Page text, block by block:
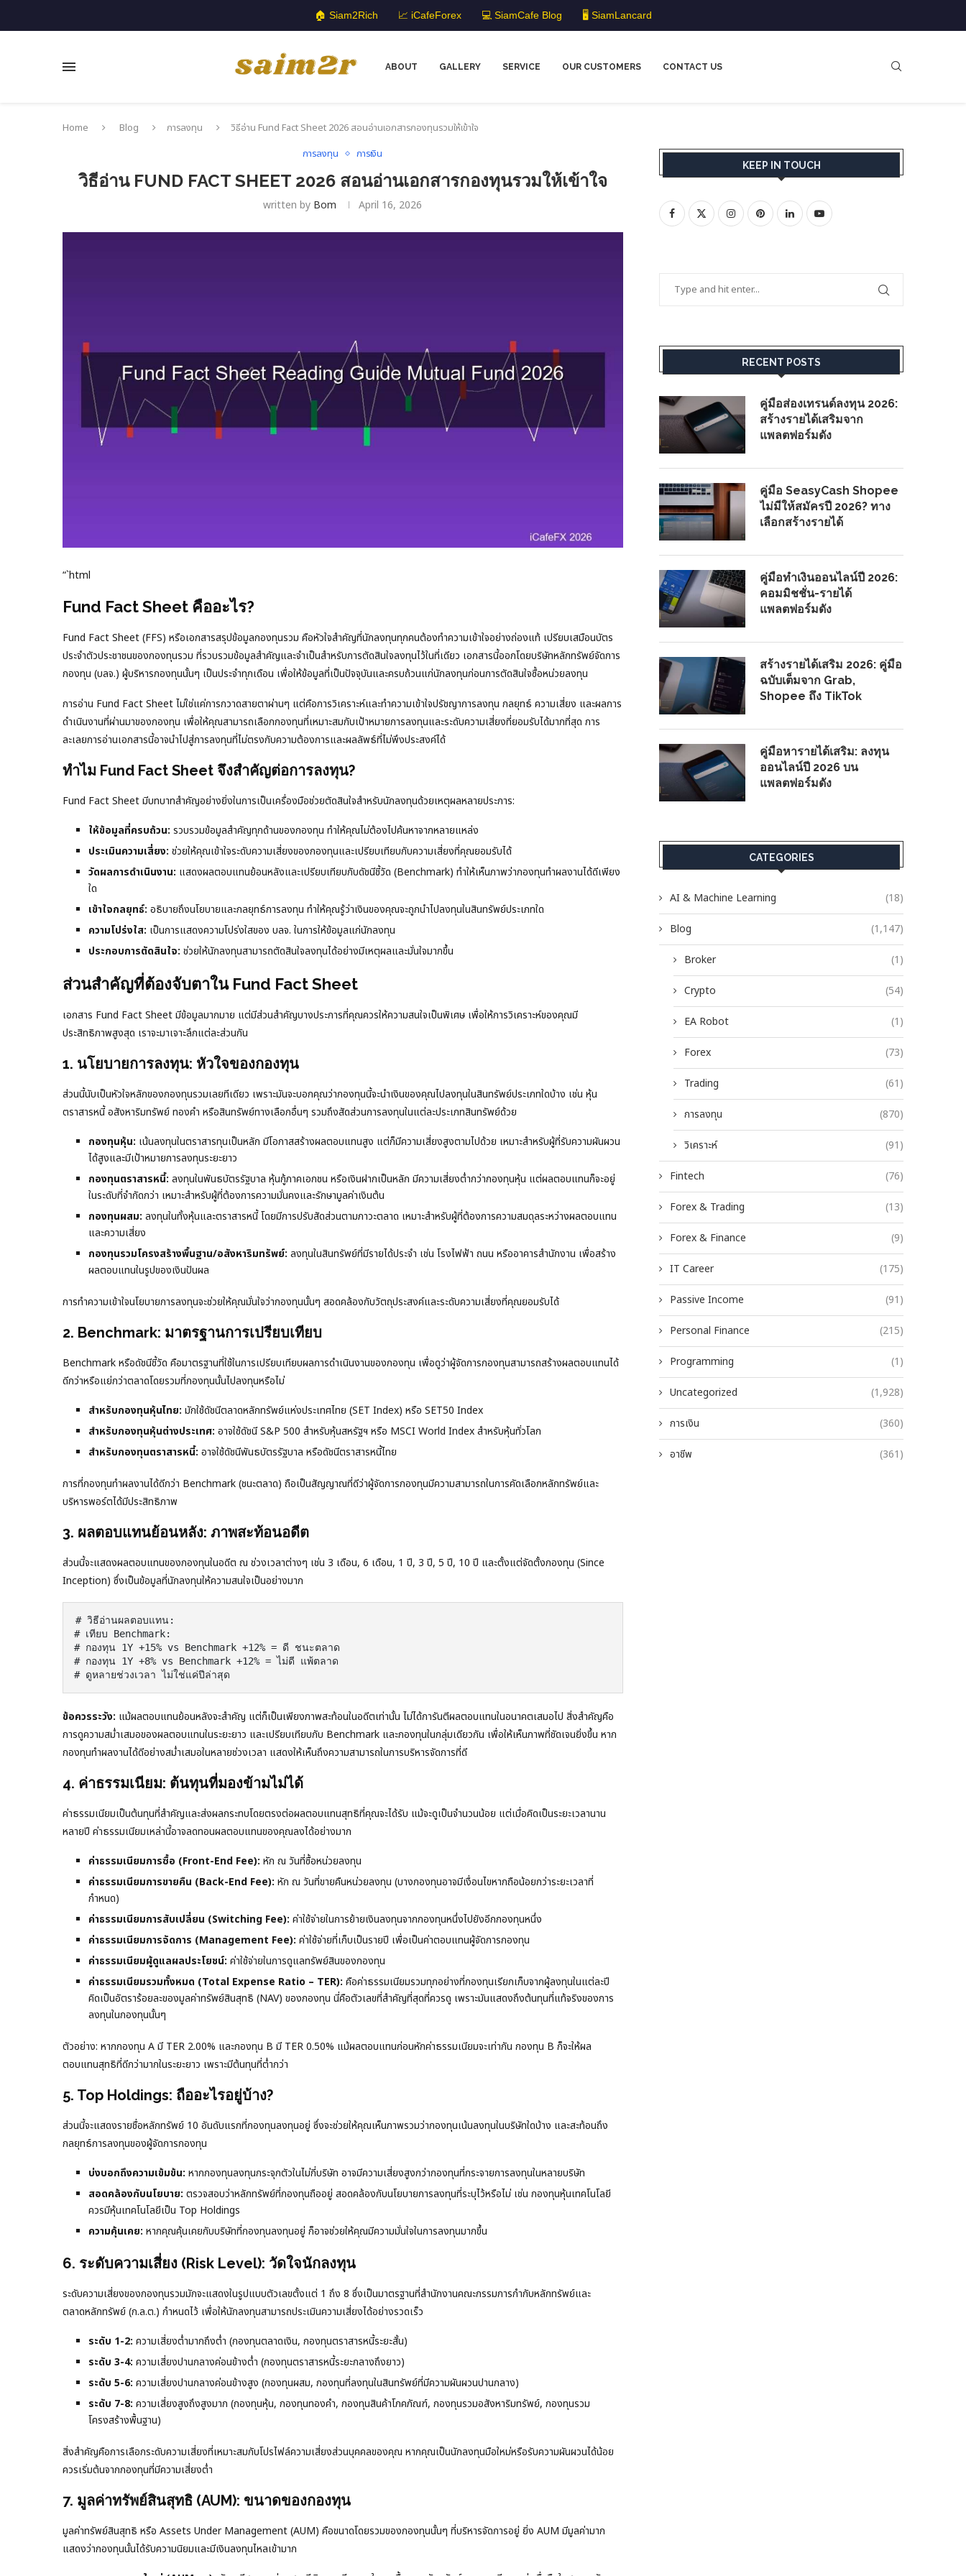
🏠 Siam2Rich 📈 iCafeForex 💻 SiamCafe Blog 🖥️ SiamLancard
ABOUT GALLERY SERVICE OUR CUSTOMERS CONTACT US
Home Blog การลงทุน
วิธีอ่าน Fund Fact Sheet 2026 สอนอ่านเอกสารกองทุนรวมให้เข้าใจ
การลงทุน
การเงิน
วิธีอ่าน FUND FACT SHEET 2026 สอนอ่านเอกสารกองทุนรวมให้เข้าใจ
written by Bom April 16, 2026
“`html
Fund Fact Sheet คืออะไร?
Fund Fact Sheet (FFS) หรือเอกสารสรุปข้อมูลกองทุนรวม คือหัวใจสำคัญที่นักลงทุนทุกคนต้องทำความเข้าใจอย่างถ่องแท้ เปรียบเสมือนบัตร
ประจำตัวประชาชนของกองทุนรวม ที่รวบรวมข้อมูลสำคัญและจำเป็นสำหรับการตัดสินใจลงทุนไว้ในที่เดียว เอกสารนี้ออกโดยบริษัทหลักทรัพย์จัดการ
กองทุน (บลจ.) ผู้บริหารกองทุนนั้นๆ เป็นประจำทุกเดือน เพื่อให้ข้อมูลที่เป็นปัจจุบันและครบถ้วนแก่นักลงทุนก่อนการตัดสินใจซื้อหน่วยลงทุน
การอ่าน Fund Fact Sheet ไม่ใช่แค่การกวาดสายตาผ่านๆ แต่คือการวิเคราะห์และทำความเข้าใจปรัชญาการลงทุน กลยุทธ์ ความเสี่ยง และผลการ
ดำเนินงานที่ผ่านมาของกองทุน เพื่อให้คุณสามารถเลือกกองทุนที่เหมาะสมกับเป้าหมายการลงทุนและระดับความเสี่ยงที่ยอมรับได้มากที่สุด การ
ละเลยการอ่านเอกสารนี้อาจนำไปสู่การลงทุนที่ไม่ตรงกับความต้องการและผลลัพธ์ที่ไม่พึงประสงค์ได้
ทำไม Fund Fact Sheet จึงสำคัญต่อการลงทุน?
Fund Fact Sheet มีบทบาทสำคัญอย่างยิ่งในการเป็นเครื่องมือช่วยตัดสินใจสำหรับนักลงทุนด้วยเหตุผลหลายประการ:
ให้ข้อมูลที่ครบถ้วน: รวบรวมข้อมูลสำคัญทุกด้านของกองทุน ทำให้คุณไม่ต้องไปค้นหาจากหลายแหล่ง
ประเมินความเสี่ยง: ช่วยให้คุณเข้าใจระดับความเสี่ยงของกองทุนและเปรียบเทียบกับความเสี่ยงที่คุณยอมรับได้
วัดผลการดำเนินงาน: แสดงผลตอบแทนย้อนหลังและเปรียบเทียบกับดัชนีชี้วัด (Benchmark) ทำให้เห็นภาพว่ากองทุนทำผลงานได้ดีเพียง
ใด
เข้าใจกลยุทธ์: อธิบายถึงนโยบายและกลยุทธ์การลงทุน ทำให้คุณรู้ว่าเงินของคุณจะถูกนำไปลงทุนในสินทรัพย์ประเภทใด
ความโปร่งใส: เป็นการแสดงความโปร่งใสของ บลจ. ในการให้ข้อมูลแก่นักลงทุน
ประกอบการตัดสินใจ: ช่วยให้นักลงทุนสามารถตัดสินใจลงทุนได้อย่างมีเหตุผลและมั่นใจมากขึ้น
ส่วนสำคัญที่ต้องจับตาใน Fund Fact Sheet
เอกสาร Fund Fact Sheet มีข้อมูลมากมาย แต่มีส่วนสำคัญบางประการที่คุณควรให้ความสนใจเป็นพิเศษ เพื่อให้การวิเคราะห์ของคุณมี
ประสิทธิภาพสูงสุด เราจะมาเจาะลึกแต่ละส่วนกัน
1. นโยบายการลงทุน: หัวใจของกองทุน
ส่วนนี้นับเป็นหัวใจหลักของกองทุนรวมเลยทีเดียว เพราะมันจะบอกคุณว่ากองทุนนี้จะนำเงินของคุณไปลงทุนในสินทรัพย์ประเภทใดบ้าง เช่น หุ้น
ตราสารหนี้ อสังหาริมทรัพย์ ทองคำ หรือสินทรัพย์ทางเลือกอื่นๆ รวมถึงสัดส่วนการลงทุนในแต่ละประเภทสินทรัพย์ด้วย
กองทุนหุ้น: เน้นลงทุนในตราสารทุนเป็นหลัก มีโอกาสสร้างผลตอบแทนสูง แต่ก็มีความเสี่ยงสูงตามไปด้วย เหมาะสำหรับผู้ที่รับความผันผวน
ได้สูงและมีเป้าหมายการลงทุนระยะยาว
กองทุนตราสารหนี้: ลงทุนในพันธบัตรรัฐบาล หุ้นกู้ภาคเอกชน หรือเงินฝากเป็นหลัก มีความเสี่ยงต่ำกว่ากองทุนหุ้น แต่ผลตอบแทนก็จะอยู่
ในระดับที่จำกัดกว่า เหมาะสำหรับผู้ที่ต้องการความมั่นคงและรักษามูลค่าเงินต้น
กองทุนผสม: ลงทุนในทั้งหุ้นและตราสารหนี้ โดยมีการปรับสัดส่วนตามภาวะตลาด เหมาะสำหรับผู้ที่ต้องการความสมดุลระหว่างผลตอบแทน
และความเสี่ยง
กองทุนรวมโครงสร้างพื้นฐาน/อสังหาริมทรัพย์: ลงทุนในสินทรัพย์ที่มีรายได้ประจำ เช่น โรงไฟฟ้า ถนน หรืออาคารสำนักงาน เพื่อสร้าง
ผลตอบแทนในรูปของเงินปันผล
การทำความเข้าใจนโยบายการลงทุนจะช่วยให้คุณมั่นใจว่ากองทุนนั้นๆ สอดคล้องกับวัตถุประสงค์และระดับความเสี่ยงที่คุณยอมรับได้
2. Benchmark: มาตรฐานการเปรียบเทียบ
Benchmark หรือดัชนีชี้วัด คือมาตรฐานที่ใช้ในการเปรียบเทียบผลการดำเนินงานของกองทุน เพื่อดูว่าผู้จัดการกองทุนสามารถสร้างผลตอบแทนได้
ดีกว่าหรือแย่กว่าตลาดโดยรวมที่กองทุนนั้นไปลงทุนหรือไม่
สำหรับกองทุนหุ้นไทย: มักใช้ดัชนีตลาดหลักทรัพย์แห่งประเทศไทย (SET Index) หรือ SET50 Index
สำหรับกองทุนหุ้นต่างประเทศ: อาจใช้ดัชนี S&P 500 สำหรับหุ้นสหรัฐฯ หรือ MSCI World Index สำหรับหุ้นทั่วโลก
สำหรับกองทุนตราสารหนี้: อาจใช้ดัชนีพันธบัตรรัฐบาล หรือดัชนีตราสารหนี้ไทย
การที่กองทุนทำผลงานได้ดีกว่า Benchmark (ชนะตลาด) ถือเป็นสัญญาณที่ดีว่าผู้จัดการกองทุนมีความสามารถในการคัดเลือกหลักทรัพย์และ
บริหารพอร์ตได้มีประสิทธิภาพ
3. ผลตอบแทนย้อนหลัง: ภาพสะท้อนอดีต
ส่วนนี้จะแสดงผลตอบแทนของกองทุนในอดีต ณ ช่วงเวลาต่างๆ เช่น 3 เดือน, 6 เดือน, 1 ปี, 3 ปี, 5 ปี, 10 ปี และตั้งแต่จัดตั้งกองทุน (Since
Inception) ซึ่งเป็นข้อมูลที่นักลงทุนให้ความสนใจเป็นอย่างมาก
# วิธีอ่านผลตอบแทน:
# เทียบ Benchmark:
# กองทุน 1Y +15% vs Benchmark +12% = ดี ชนะตลาด
# กองทุน 1Y +8% vs Benchmark +12% = ไม่ดี แพ้ตลาด
# ดูหลายช่วงเวลา ไม่ใช่แค่ปีล่าสุด
ข้อควรระวัง: แม้ผลตอบแทนย้อนหลังจะสำคัญ แต่ก็เป็นเพียงภาพสะท้อนในอดีตเท่านั้น ไม่ได้การันตีผลตอบแทนในอนาคตเสมอไป สิ่งสำคัญคือ
การดูความสม่ำเสมอของผลตอบแทนในระยะยาว และเปรียบเทียบกับ Benchmark และกองทุนในกลุ่มเดียวกัน เพื่อให้เห็นภาพที่ชัดเจนยิ่งขึ้น หาก
กองทุนทำผลงานได้ดีอย่างสม่ำเสมอในหลายช่วงเวลา แสดงให้เห็นถึงความสามารถในการบริหารจัดการที่ดี
4. ค่าธรรมเนียม: ต้นทุนที่มองข้ามไม่ได้
ค่าธรรมเนียมเป็นต้นทุนที่สำคัญและส่งผลกระทบโดยตรงต่อผลตอบแทนสุทธิที่คุณจะได้รับ แม้จะดูเป็นจำนวนน้อย แต่เมื่อคิดเป็นระยะเวลานาน
หลายปี ค่าธรรมเนียมเหล่านี้อาจลดทอนผลตอบแทนของคุณลงได้อย่างมาก
ค่าธรรมเนียมการซื้อ (Front-End Fee): หัก ณ วันที่ซื้อหน่วยลงทุน
ค่าธรรมเนียมการขายคืน (Back-End Fee): หัก ณ วันที่ขายคืนหน่วยลงทุน (บางกองทุนอาจมีเงื่อนไขหากถือน้อยกว่าระยะเวลาที่
กำหนด)
ค่าธรรมเนียมการสับเปลี่ยน (Switching Fee): ค่าใช้จ่ายในการย้ายเงินลงทุนจากกองทุนหนึ่งไปยังอีกกองทุนหนึ่ง
ค่าธรรมเนียมการจัดการ (Management Fee): ค่าใช้จ่ายที่เก็บเป็นรายปี เพื่อเป็นค่าตอบแทนผู้จัดการกองทุน
ค่าธรรมเนียมผู้ดูแลผลประโยชน์: ค่าใช้จ่ายในการดูแลทรัพย์สินของกองทุน
ค่าธรรมเนียมรวมทั้งหมด (Total Expense Ratio – TER): คือค่าธรรมเนียมรวมทุกอย่างที่กองทุนเรียกเก็บจากผู้ลงทุนในแต่ละปี
คิดเป็นอัตราร้อยละของมูลค่าทรัพย์สินสุทธิ (NAV) ของกองทุน นี่คือตัวเลขที่สำคัญที่สุดที่ควรดู เพราะมันแสดงถึงต้นทุนที่แท้จริงของการ
ลงทุนในกองทุนนั้นๆ
ตัวอย่าง: หากกองทุน A มี TER 2.00% และกองทุน B มี TER 0.50% แม้ผลตอบแทนก่อนหักค่าธรรมเนียมจะเท่ากัน กองทุน B ก็จะให้ผล
ตอบแทนสุทธิที่ดีกว่ามากในระยะยาว เพราะมีต้นทุนที่ต่ำกว่า
5. Top Holdings: ถืออะไรอยู่บ้าง?
ส่วนนี้จะแสดงรายชื่อหลักทรัพย์ 10 อันดับแรกที่กองทุนลงทุนอยู่ ซึ่งจะช่วยให้คุณเห็นภาพรวมว่ากองทุนเน้นลงทุนในบริษัทใดบ้าง และสะท้อนถึง
กลยุทธ์การลงทุนของผู้จัดการกองทุน
บ่งบอกถึงความเข้มข้น: หากกองทุนลงทุนกระจุกตัวในไม่กี่บริษัท อาจมีความเสี่ยงสูงกว่ากองทุนที่กระจายการลงทุนในหลายบริษัท
สอดคล้องกับนโยบาย: ตรวจสอบว่าหลักทรัพย์ที่กองทุนถืออยู่ สอดคล้องกับนโยบายการลงทุนที่ระบุไว้หรือไม่ เช่น กองทุนหุ้นเทคโนโลยี
ควรมีหุ้นเทคโนโลยีเป็น Top Holdings
ความคุ้นเคย: หากคุณคุ้นเคยกับบริษัทที่กองทุนลงทุนอยู่ ก็อาจช่วยให้คุณมีความมั่นใจในการลงทุนมากขึ้น
6. ระดับความเสี่ยง (Risk Level): วัดใจนักลงทุน
ระดับความเสี่ยงของกองทุนรวมมักจะแสดงในรูปแบบตัวเลขตั้งแต่ 1 ถึง 8 ซึ่งเป็นมาตรฐานที่สำนักงานคณะกรรมการกำกับหลักทรัพย์และ
ตลาดหลักทรัพย์ (ก.ล.ต.) กำหนดไว้ เพื่อให้นักลงทุนสามารถประเมินความเสี่ยงได้อย่างรวดเร็ว
ระดับ 1-2: ความเสี่ยงต่ำมากถึงต่ำ (กองทุนตลาดเงิน, กองทุนตราสารหนี้ระยะสั้น)
ระดับ 3-4: ความเสี่ยงปานกลางค่อนข้างต่ำ (กองทุนตราสารหนี้ระยะกลางถึงยาว)
ระดับ 5-6: ความเสี่ยงปานกลางค่อนข้างสูง (กองทุนผสม, กองทุนที่ลงทุนในสินทรัพย์ที่มีความผันผวนปานกลาง)
ระดับ 7-8: ความเสี่ยงสูงถึงสูงมาก (กองทุนหุ้น, กองทุนทองคำ, กองทุนสินค้าโภคภัณฑ์, กองทุนรวมอสังหาริมทรัพย์, กองทุนรวม
โครงสร้างพื้นฐาน)
สิ่งสำคัญคือการเลือกระดับความเสี่ยงที่เหมาะสมกับโปรไฟล์ความเสี่ยงส่วนบุคคลของคุณ หากคุณเป็นนักลงทุนมือใหม่หรือรับความผันผวนได้น้อย
ควรเริ่มต้นจากกองทุนที่มีความเสี่ยงต่ำ
7. มูลค่าทรัพย์สินสุทธิ (AUM): ขนาดของกองทุน
มูลค่าทรัพย์สินสุทธิ หรือ Assets Under Management (AUM) คือขนาดโดยรวมของกองทุนนั้นๆ ที่บริหารจัดการอยู่ ยิ่ง AUM มีมูลค่ามาก
แสดงว่ากองทุนนั้นได้รับความนิยมและมีเงินลงทุนไหลเข้ามาก
KEEP IN TOUCH
RECENT POSTS
คู่มือส่องเทรนด์ลงทุน 2026:
สร้างรายได้เสริมจาก
แพลตฟอร์มดัง
คู่มือ SeasyCash Shopee
ไม่มีให้สมัครปี 2026? ทาง
เลือกสร้างรายได้
คู่มือทำเงินออนไลน์ปี 2026:
คอมมิชชั่น-รายได้
แพลตฟอร์มดัง
สร้างรายได้เสริม 2026: คู่มือ
ฉบับเต็มจาก Grab,
Shopee ถึง TikTok
คู่มือหารายได้เสริม: ลงทุน
ออนไลน์ปี 2026 บน
แพลตฟอร์มดัง
CATEGORIES
AI & Machine Learning (18)
Blog (1,147)
Broker (1)
Crypto (54)
EA Robot (1)
Forex (73)
Trading (61)
การลงทุน (870)
วิเคราะห์ (91)
Fintech (76)
Forex & Trading (13)
Forex & Finance (9)
IT Career (175)
Passive Income (91)
Personal Finance (215)
Programming (1)
Uncategorized (1,928)
การเงิน (360)
อาชีพ (361)